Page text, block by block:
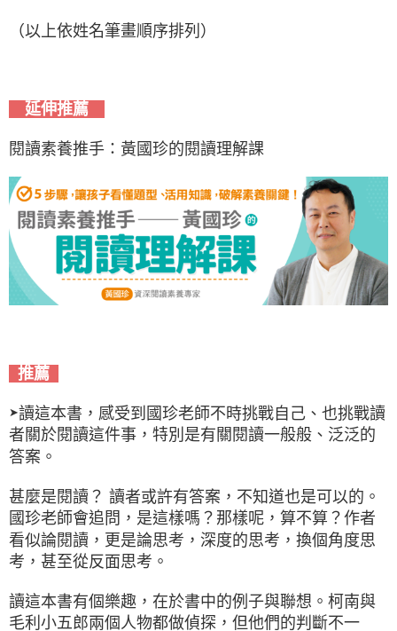
（以上依姓名筆畫順序排列）
延伸推薦
閱讀素養推手：黃國珍的閱讀理解課
推薦
➤讀這本書，感受到國珍老師不時挑戰自己、也挑戰讀
者關於閱讀這件事，特別是有關閱讀一般般、泛泛的
答案。
甚麼是閱讀？ 讀者或許有答案，不知道也是可以的。
國珍老師會追問，是這樣嗎？那樣呢，算不算？作者
看似論閱讀，更是論思考，深度的思考，換個角度思
考，甚至從反面思考。
讀這本書有個樂趣，在於書中的例子與聯想。柯南與
毛利小五郎兩個人物都做偵探，但他們的判斷不一